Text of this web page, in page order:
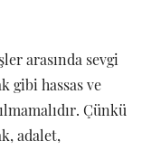
arasında sevgi
gibi hassas ve
Çünkü
adalet,